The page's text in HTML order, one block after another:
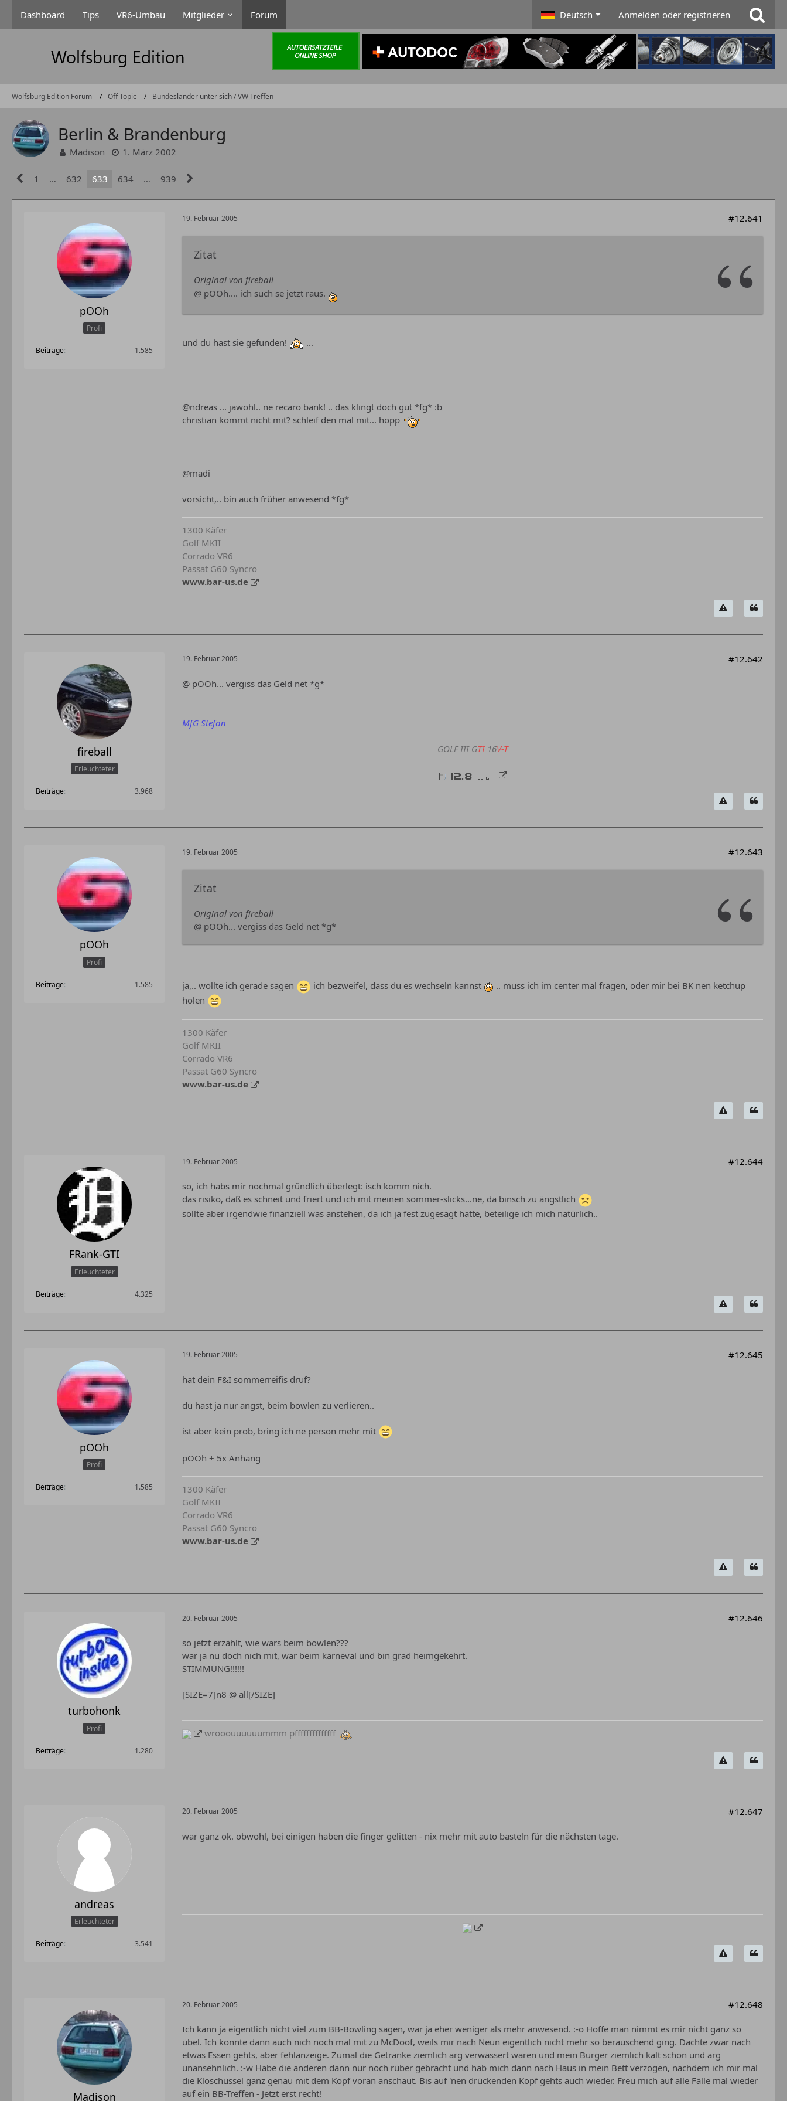
Dashboard Tips VR6-Umbau Mitglieder Forum Deutsch Anmelden oder registrieren
Wolfsburg Edition Forum Off Topic Bundesländer unter sich / VW Treffen
Berlin & Brandenburg
Madison 1. März 2002
1 … 632 633 634 … 939
pOOh
Profi
Beiträge 1.585
19. Februar 2005 #12.641
Zitat
Original von fireball
@ pOOh.... ich such se jetzt raus.
und du hast sie gefunden! ...
@ndreas ... jawohl.. ne recaro bank! .. das klingt doch gut *fg* :b
christian kommt nicht mit? schleif den mal mit... hopp
@madi
vorsicht,.. bin auch früher anwesend *fg*
1300 Käfer
Golf MKII
Corrado VR6
Passat G60 Syncro
www.bar-us.de
fireball
Erleuchteter
Beiträge 3.968
19. Februar 2005 #12.642
@ pOOh... vergiss das Geld net *g*
MfG Stefan
GOLF III GTI16V-T
pOOh
Profi
Beiträge 1.585
19. Februar 2005 #12.643
Zitat
Original von fireball
@ pOOh... vergiss das Geld net *g*
ja,.. wollte ich gerade sagen ich bezweifel, dass du es wechseln kannst
.. muss ich im center mal fragen, oder mir bei BK nen ketchup
holen
1300 Käfer
Golf MKII
Corrado VR6
Passat G60 Syncro
www.bar-us.de
FRank-GTI
Erleuchteter
Beiträge 4.325
19. Februar 2005 #12.644
so, ich habs mir nochmal gründlich überlegt: isch komm nich.
das risiko, daß es schneit und friert und ich mit meinen sommer-slicks...ne, da binsch zu ängstlich
sollte aber irgendwie finanziell was anstehen, da ich ja fest zugesagt hatte, beteilige ich mich natürlich..
pOOh
Profi
Beiträge 1.585
19. Februar 2005 #12.645
hat dein F&I sommerreifis druf?
du hast ja nur angst, beim bowlen zu verlieren..
ist aber kein prob, bring ich ne person mehr mit
pOOh + 5x Anhang
1300 Käfer
Golf MKII
Corrado VR6
Passat G60 Syncro
www.bar-us.de
turbohonk
Profi
Beiträge 1.280
20. Februar 2005 #12.646
so jetzt erzählt, wie wars beim bowlen???
war ja nu doch nich mit, war beim karneval und bin grad heimgekehrt.
STIMMUNG!!!!!!
[SIZE=7]n8 @ all[/SIZE]
wrooouuuuuummm pffffffffffffff
andreas
Erleuchteter
Beiträge 3.541
20. Februar 2005 #12.647
war ganz ok. obwohl, bei einigen haben die finger gelitten - nix mehr mit auto basteln für die nächsten tage.
Madison
20. Februar 2005 #12.648
Ich kann ja eigentlich nicht viel zum BB-Bowling sagen, war ja eher weniger als mehr anwesend. :-o Hoffe man nimmt es mir nicht ganz so
übel. Ich konnte dann auch nich noch mal mit zu McDoof, weils mir nach Neun eigentlich nicht mehr so berauschend ging. Dachte zwar nach
etwas Essen gehts, aber fehlanzeige. Zumal die Getränke ziemlich arg verwässert waren und mein Burger ziemlich kalt schon und arg
unansehnlich. :-w Habe die anderen dann nur noch rüber gebracht und hab mich dann nach Haus in mein Bett verzogen, nachdem ich mir mal
die Kloschüssel ganz genau mit dem Kopf voran anschaut. Bis auf 'nen drückenden Kopf gehts auch wieder. Freu mich auf alle Fälle mal wieder
auf ein BB-Treffen - Jetzt erst recht!